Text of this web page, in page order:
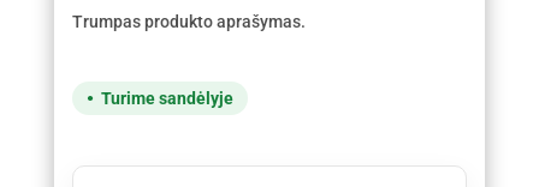
Trumpas produkto aprašymas.
Turime sandėlyje